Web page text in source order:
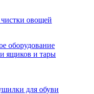
овощей
оборудование
ящиков и тары
для обуви